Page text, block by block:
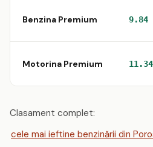
Benzina Premium
Motorina Premium
Clasament complet:
cele mai ieftine benzinării din